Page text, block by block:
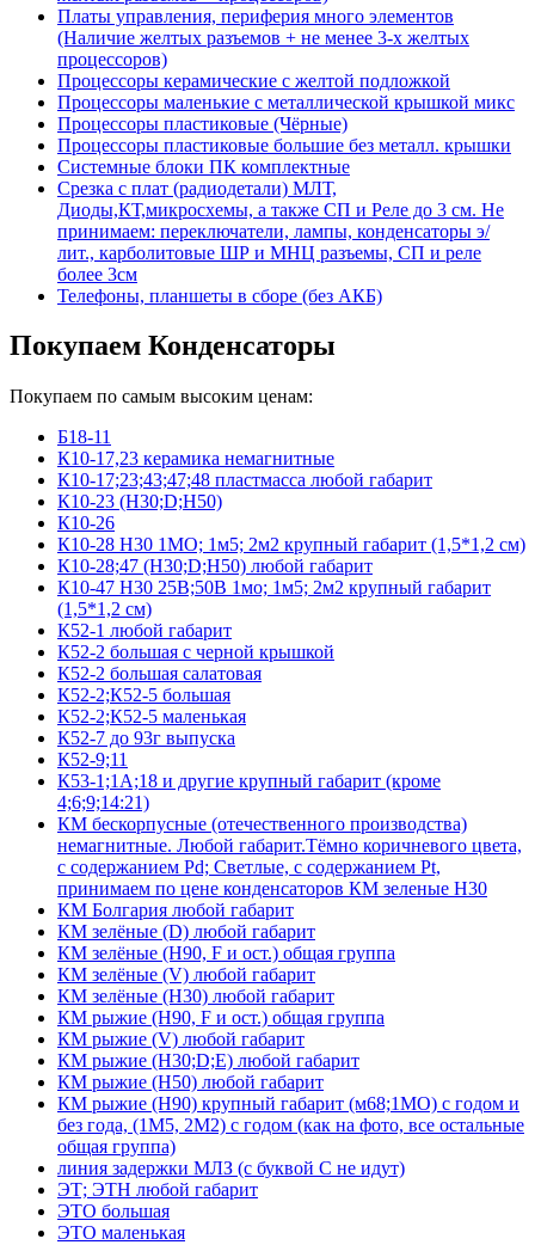
Платы управления, периферия много элементов
(Наличие желтых разъемов + не менее 3-х желтых
процессоров)
Процессоры керамические с желтой подложкой
Процессоры маленькие с металлической крышкой микс
Процессоры пластиковые (Чёрные)
Процессоры пластиковые большие без металл. крышки
Системные блоки ПК комплектные
Срезка с плат (радиодетали) МЛТ,
Диоды,КТ,микросхемы, а также СП и Реле до 3 см. Не
принимаем: переключатели, лампы, конденсаторы э/
лит., карболитовые ШР и МНЦ разъемы, СП и реле
более 3см
Телефоны, планшеты в сборе (без АКБ)
Покупаем Конденсаторы
Покупаем по самым высоким ценам:
Б18-11
К10-17,23 керамика немагнитные
К10-17;23;43;47;48 пластмасса любой габарит
К10-23 (Н30;D;Н50)
К10-26
К10-28 Н30 1МО; 1м5; 2м2 крупный габарит (1,5*1,2 см)
К10-28;47 (Н30;D;Н50) любой габарит
К10-47 Н30 25В;50В 1мо; 1м5; 2м2 крупный габарит
(1,5*1,2 см)
К52-1 любой габарит
К52-2 большая с черной крышкой
К52-2 большая салатовая
К52-2;К52-5 большая
К52-2;К52-5 маленькая
К52-7 до 93г выпуска
К52-9;11
К53-1;1А;18 и другие крупный габарит (кроме
4;6;9;14:21)
КМ бескорпусные (отечественного производства)
немагнитные. Любой габарит.Тёмно коричневого цвета,
с содержанием Pd; Светлые, с содержанием Pt,
принимаем по цене конденсаторов КМ зеленые Н30
КМ Болгария любой габарит
КМ зелёные (D) любой габарит
КМ зелёные (H90, F и ост.) общая группа
КМ зелёные (V) любой габарит
КМ зелёные (Н30) любой габарит
КМ рыжие (H90, F и ост.) общая группа
КМ рыжие (V) любой габарит
КМ рыжие (Н30;D;E) любой габарит
КМ рыжие (Н50) любой габарит
КМ рыжие (Н90) крупный габарит (м68;1МО) с годом и
без года, (1М5, 2М2) с годом (как на фото, все остальные
общая группа)
линия задержки МЛЗ (с буквой С не идут)
ЭТ; ЭТН любой габарит
ЭТО большая
ЭТО маленькая